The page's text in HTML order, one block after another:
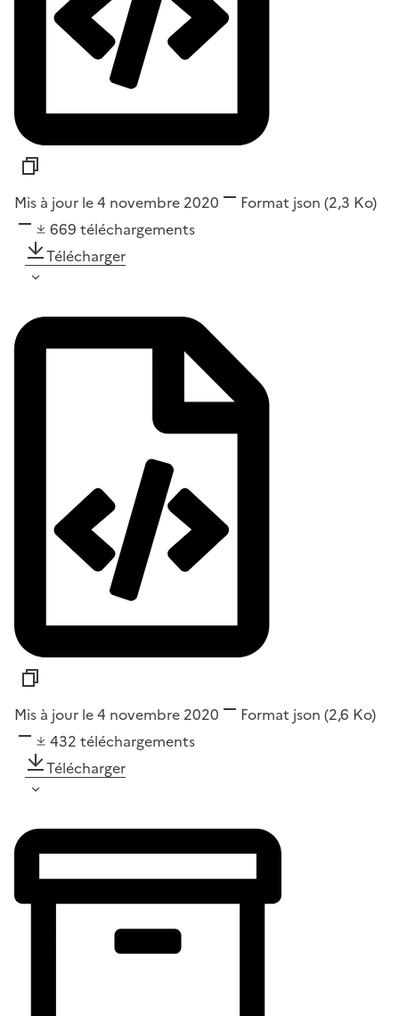
Mis à jour le 4 novembre 2020 Format json (2,3 Ko)
669 téléchargements
Télécharger
Mis à jour le 4 novembre 2020 Format json (2,6 Ko)
432 téléchargements
Télécharger